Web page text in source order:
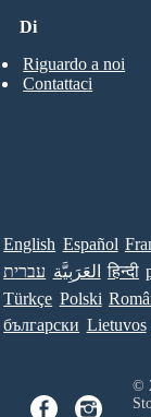
Di
Riguardo a noi
Contattaci
English Español
עברית العَرَبِيَّة हिन्दी
Türkçe Polski
български Lietuvos
©